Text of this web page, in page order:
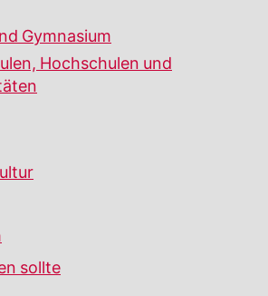
Gymnasium
Hochschulen und
sollte